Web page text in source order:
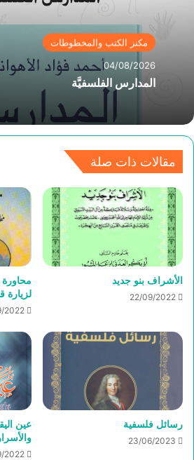
مكنز الكتب والمخطوطات
04/08/2026
المدارس الفلسفيَّة
مقالات ذات صلة
الأشراف بنو جديد
22/09/2022
لزيارة
2022
رسائل فلسفية
23/06/2023
عين
والأسرار
2022